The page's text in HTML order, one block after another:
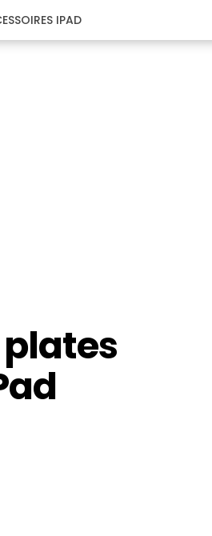
IPAD